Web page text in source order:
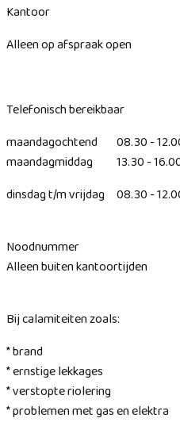
Kantoor
Alleen op afspraak open
Telefonisch bereikbaar
maandagochtend 08.30 -
maandagmiddag 13.30 -
dinsdag t/m vrijdag 08.30 -
Noodnummer
Alleen buiten kantoortijden
Bij calamiteiten zoals:
* brand
* ernstige lekkages
* verstopte riolering
* problemen met gas en elektra